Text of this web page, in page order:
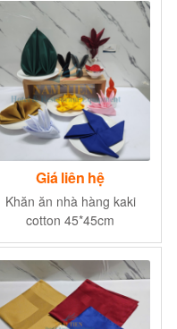
Giá liên hệ
Khăn ăn nhà hàng kaki
cotton 45*45cm